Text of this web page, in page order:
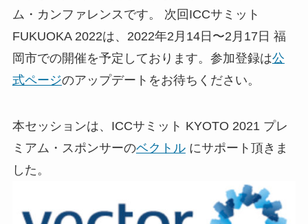
ム・カンファレンスです。 次回ICCサミット
FUKUOKA 2022は、2022年2月14日〜2月17日 福
岡市での開催を予定しております。参加登録は公
式ページのアップデートをお待ちください。
本セッションは、ICCサミット KYOTO 2021 プレ
ミアム・スポンサーのベクトルにサポート頂きま
した。